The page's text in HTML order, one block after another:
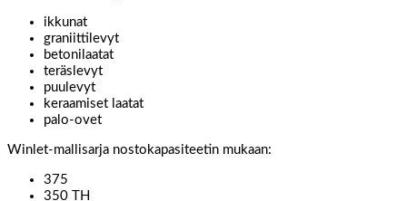
ikkunat
graniittilevyt
betonilaatat
teräslevyt
puulevyt
keraamiset laatat
palo-ovet
Winlet-mallisarja nostokapasiteetin mukaan:
375
350 TH